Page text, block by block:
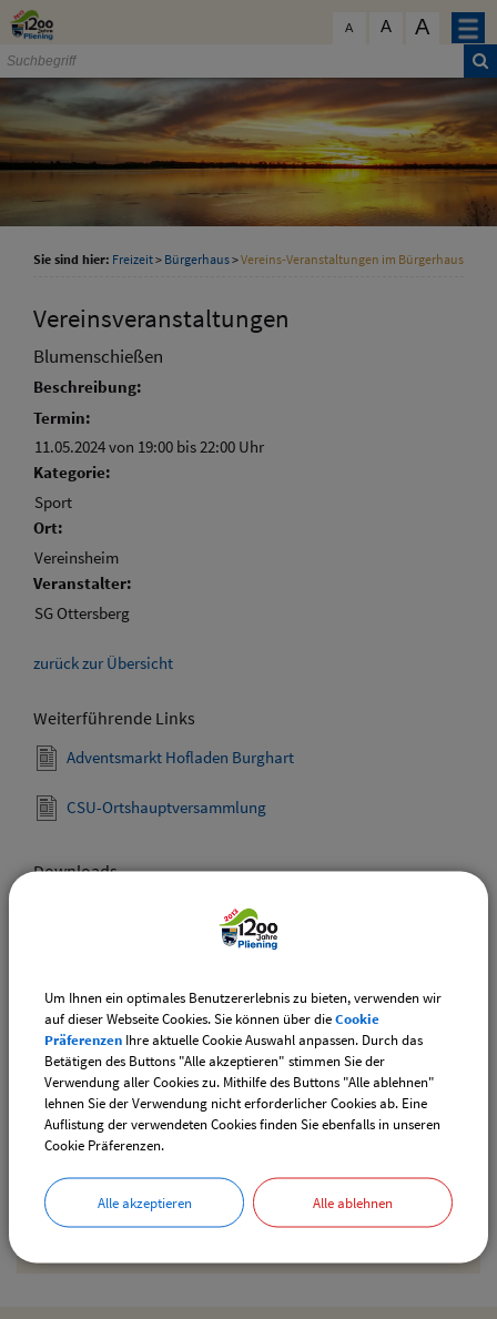
Zum Inhalt
A A A
Gemeinde Pliening
Geltinger Str. 18
85652 Pliening
Sie sind hier: Freizeit> Bürgerhaus>Vereins-Veranstaltungen im Bürgerhaus
Vereinsveranstaltungen
Blumenschießen
Beschreibung:
Termin:
11.05.2024 von 19:00 bis 22:00 Uhr
Kategorie:
Sport
Ort:
Vereinsheim
Veranstalter:
SG Ottersberg
zurück zur Übersicht
Weiterführende Links
Adventsmarkt Hofladen Burghart
CSU-Ortshauptversammlung
Downloads
Den gewählten Termin als VCS-Kalenderdatei
downloaden
Drucken
Um Ihnen ein optimales Benutzererlebnis zu bieten, verwenden wir
auf dieser Webseite Cookies. Sie können über dieCookie
Präferenzen Ihre aktuelle Cookie Auswahl anpassen. Durch das
Betätigen des Buttons "Alle akzeptieren" stimmen Sie der
Verwendung aller Cookies zu. Mithilfe des Buttons "Alle ablehnen"
lehnen Sie der Verwendung nicht erforderlicher Cookies ab. Eine
Auflistung der verwendeten Cookies finden Sie ebenfalls in unseren
Cookie Präferenzen.
Alle akzeptieren Alle ablehnen
schließen